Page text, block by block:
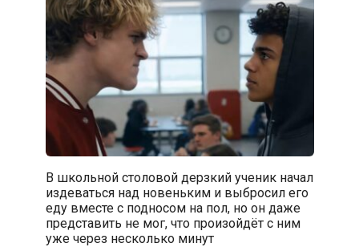
В школьной столовой дерзкий ученик начал
издеваться над новеньким и выбросил его
еду вместе с подносом на пол, но он даже
представить не мог, что произойдёт с ним
уже через несколько минут